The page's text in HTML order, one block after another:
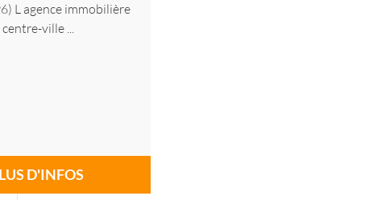
L agence immobilière
ville ...
D'INFOS